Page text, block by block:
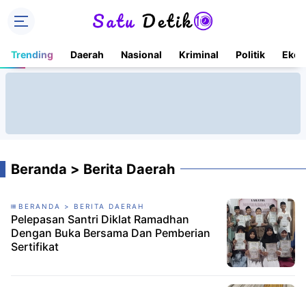
Trending Daerah Nasional Kriminal Politik
Beranda > Berita Daerah
BERANDA > BERITA DAERAH
Pelepasan Santri Diklat Ramadhan
Dengan Buka Bersama Dan Pemberian
Sertifikat